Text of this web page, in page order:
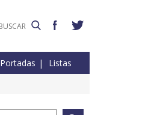
Portadas Listas